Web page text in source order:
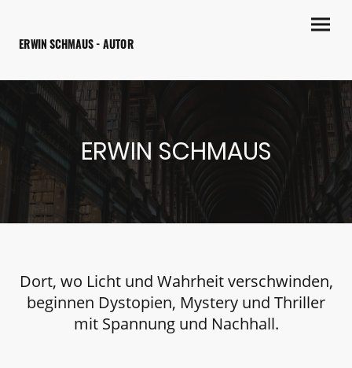
ERWIN SCHMAUS - AUTOR
ERWIN SCHMAUS
Dort, wo Licht und Wahrheit verschwinden,
beginnen Dystopien, Mystery und Thriller
mit Spannung und Nachhall.